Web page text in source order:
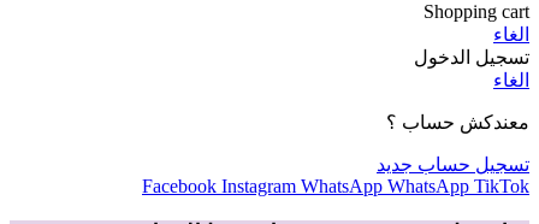
Shopping cart
الغاء
تسجيل الدخول
الغاء
معندكش حساب ؟
تسجيل حساب جديد
Facebook Instagram WhatsApp WhatsApp TikTok